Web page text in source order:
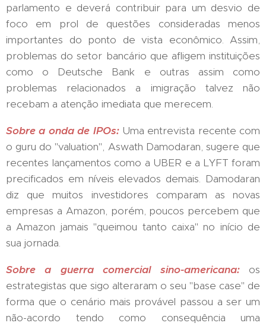
parlamento e deverá contribuir para um desvio de
foco em prol de questões consideradas menos
importantes do ponto de vista econômico. Assim,
problemas do setor bancário que afligem instituições
como o Deutsche Bank e outras assim como
problemas relacionados a imigração talvez não
recebam a atenção imediata que merecem.
Sobre a onda de IPOs:Uma entrevista recente com
o guru do "valuation", Aswath Damodaran, sugere que
recentes lançamentos como a UBER e a LYFT foram
precificados em níveis elevados demais. Damodaran
diz que muitos investidores comparam as novas
empresas a Amazon, porém, poucos percebem que
a Amazon jamais "queimou tanto caixa" no início de
sua jornada.
Sobre a guerra comercial sino-americana: os
estrategistas que sigo alteraram o seu "base case" de
forma que o cenário mais provável passou a ser um
não-acordo tendo como consequência uma